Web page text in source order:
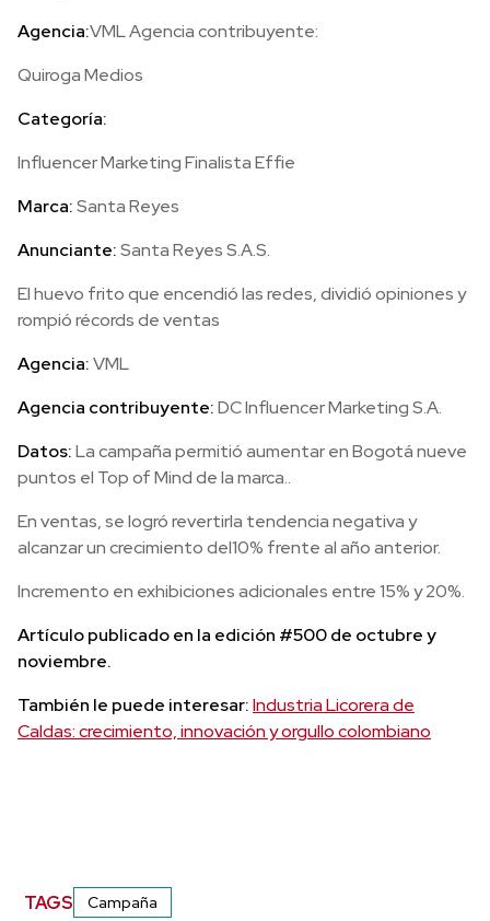
Agencia:VML Agencia contribuyente:
Quiroga Medios
Categoría:
Influencer Marketing Finalista Effie
Marca:Santa Reyes
Anunciante:Santa Reyes S.A.S.
El huevo frito que encendió las redes, dividió opiniones y
rompió récords de ventas
Agencia:VML
Agencia contribuyente:DC Influencer Marketing S.A.
Datos:La campaña permitió aumentar en Bogotá nueve
puntos el Top of Mind de la marca..
En ventas, se logró revertirla tendencia negativa y
alcanzar un crecimiento del10% frente al año anterior.
Incremento en exhibiciones adicionales entre 15% y 20%.
Artículo publicado en la edición #500 de octubre y
noviembre.
También le puede interesar:Industria Licorera de
Caldas: crecimiento, innovación y orgullo colombiano
TAGS Campaña